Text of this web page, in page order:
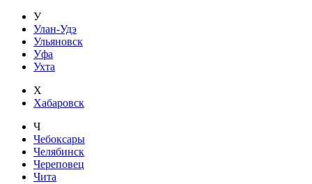
У
Улан-Удэ
Ульяновск
Уфа
Ухта
Х
Хабаровск
Ч
Чебоксары
Челябинск
Череповец
Чита